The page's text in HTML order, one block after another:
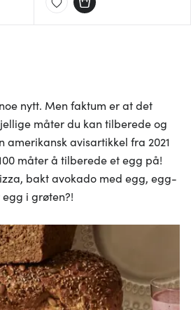
nytt. Men faktum er at det
måter du kan tilberede og
amerikansk avisartikkel fra 2021
måter å tilberede et egg på!
bakt avokado med egg, egg-
i grøten?!